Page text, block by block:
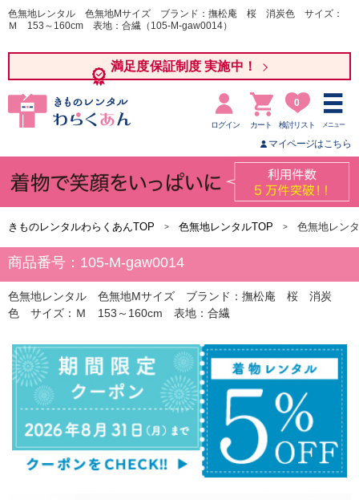
色無地レンタル 色無地Mサイズ ブランド：撫松庵 桜 消炭色 サイズ：
Ｍ 153～160cm 表地：合繊（105-M-gaw0014）
満足度保証制度 実施中！
ログイン カート
0
検討リスト メニュー
マイページはこちら
きものレンタルわらくあんTOP 色無地レンタルTOP 色無地レン
商品番号：105-M-gaw0014
色無地レンタル 色無地Mサイズ ブランド：撫松庵 桜 消炭
色 サイズ：Ｍ 153～160cm 表地：合繊